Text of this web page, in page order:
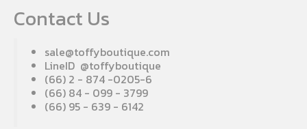
Contact Us
sale@toffyboutique.com
LineID @toffyboutique
(66) 2 - 874 -0205-6
(66) 84 - 099 - 3799
(66) 95 - 639 - 6142